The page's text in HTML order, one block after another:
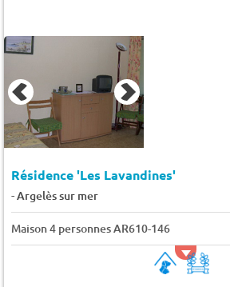
Résidence 'Les Lavandines'
-Argelès sur mer
Maison 4 personnes AR610-146